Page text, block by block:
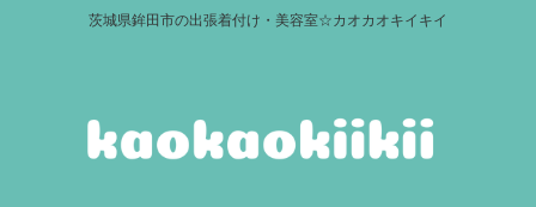
茨城県鉾田市の出張着付け・美容室☆カオカオキイキイ